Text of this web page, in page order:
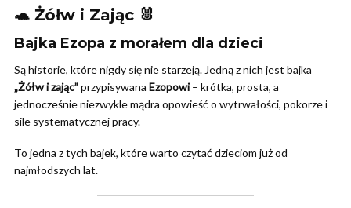
🐢 Żółw i Zając 🐰
Bajka Ezopa z morałem dla dzieci
Są historie, które nigdy się nie starzeją. Jedną z nich jest bajka
„Żółw i zając”przypisywana Ezopowi– krótka, prosta, a
jednocześnie niezwykle mądra opowieść o wytrwałości, pokorze i
sile systematycznej pracy.
To jedna z tych bajek, które warto czytać dzieciom już od
najmłodszych lat.